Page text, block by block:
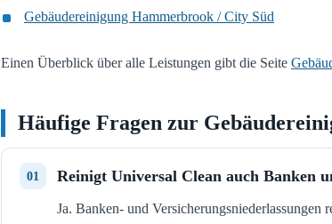
Gebäudereinigung Hammerbrook / City Süd
Einen Überblick über alle Leistungen gibt die Seite
Häufige Fragen zur
Reinigt Universal Clean auch Banken
Ja. Banken- und